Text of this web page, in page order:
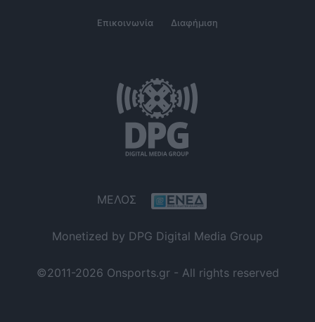
Επικοινωνία Διαφήμιση
ΜΕΛΟΣ
Monetized by DPG Digital Media Group
©2011-2026 Onsports.gr - All rights reserved